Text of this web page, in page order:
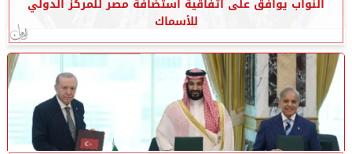
النواب يوافق على اتفاقية استضافة مصر للمركز الدولي
للأسماك